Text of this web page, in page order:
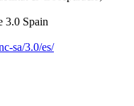
3.0 Spain
sa/3.0/es/